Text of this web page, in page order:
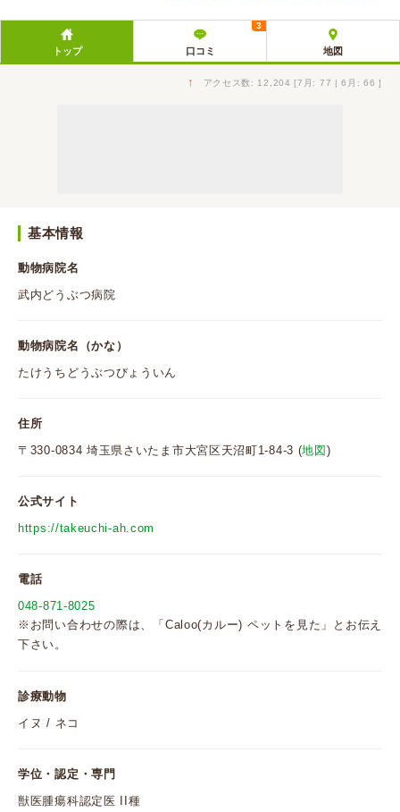
トップ 口コミ
3
地図
↑ アクセス数: 12,204 [7月: 77 | 6月: 66 ]
基本情報
動物病院名
武内どうぶつ病院
動物病院名（かな）
たけうちどうぶつびょういん
住所
〒330-0834 埼玉県さいたま市大宮区天沼町1-84-3 (地図 )
公式サイト
https://takeuchi-ah.com
電話
048-871-8025
※お問い合わせの際は、「Caloo(カルー) ペットを見た」とお伝え
下さい。
診療動物
イヌ / ネコ
学位・認定・専門
獣医腫瘍科認定医 II種